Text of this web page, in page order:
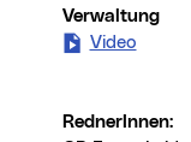
Verwaltung
Video
RednerInnen: